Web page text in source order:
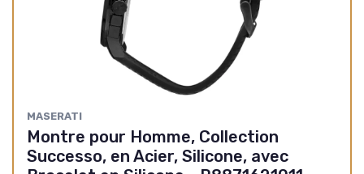
MASERATI
Montre pour Homme, Collection
Successo, en Acier, Silicone, avec